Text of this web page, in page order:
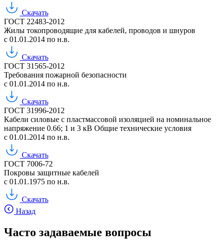
Скачать
ГОСТ 22483-2012
Жилы токопроводящие для кабелей, проводов и шнуров
с 01.01.2014 по н.в.
Скачать
ГОСТ 31565-2012
Требования пожарной безопасности
с 01.01.2014 по н.в.
Скачать
ГОСТ 31996-2012
Кабели силовые с пластмассовой изоляцией на номинальное
напряжение 0.66; 1 и 3 кВ Общие технические условия
с 01.01.2014 по н.в.
Скачать
ГОСТ 7006-72
Покровы защитные кабелей
с 01.01.1975 по н.в.
Скачать
Назад
Часто задаваемые вопросы